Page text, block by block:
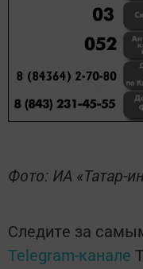
Фото: ИА «Татар-
Следите за
Telegram-канале